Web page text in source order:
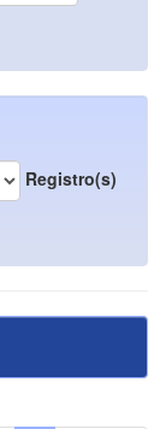
Registro(s)